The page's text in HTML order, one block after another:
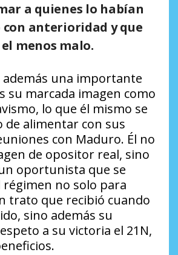
a quienes lo habían
anterioridad y que
menos malo.
además una importante
su marcada imagen como
lo que él mismo se
de alimentar con sus
con Maduro. Él no
de opositor real, sino
oportunista que se
régimen no solo para
trato que recibió cuando
sino además su
a su victoria el 21N,